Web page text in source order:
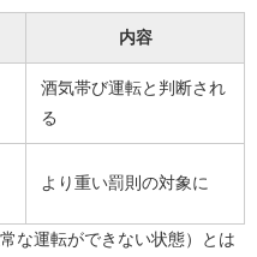
内容
酒気帯び運転と判断され
る
より重い罰則の対象に
な運転ができない状態）とは